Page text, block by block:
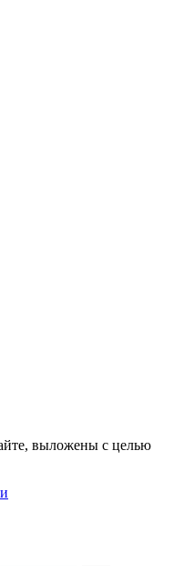
выложены с целью